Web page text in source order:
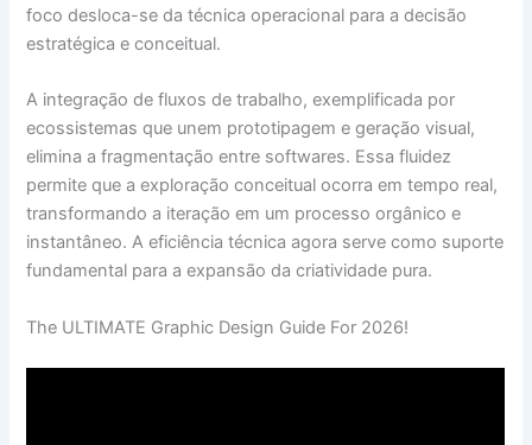
foco desloca-se da técnica operacional para a decisão
estratégica e conceitual.
A integração de fluxos de trabalho, exemplificada por
ecossistemas que unem prototipagem e geração visual,
elimina a fragmentação entre softwares. Essa fluidez
permite que a exploração conceitual ocorra em tempo real,
transformando a iteração em um processo orgânico e
instantâneo. A eficiência técnica agora serve como suporte
fundamental para a expansão da criatividade pura.
The ULTIMATE Graphic Design Guide For 2026!